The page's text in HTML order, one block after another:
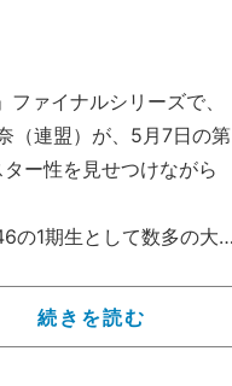
ァイナルシリーズで、
（連盟）が、5月7日の第
ー性を見せつけながら
の1期生として数多の大
たる成績を残し、その
出という重圧がかかるス
続きを読む